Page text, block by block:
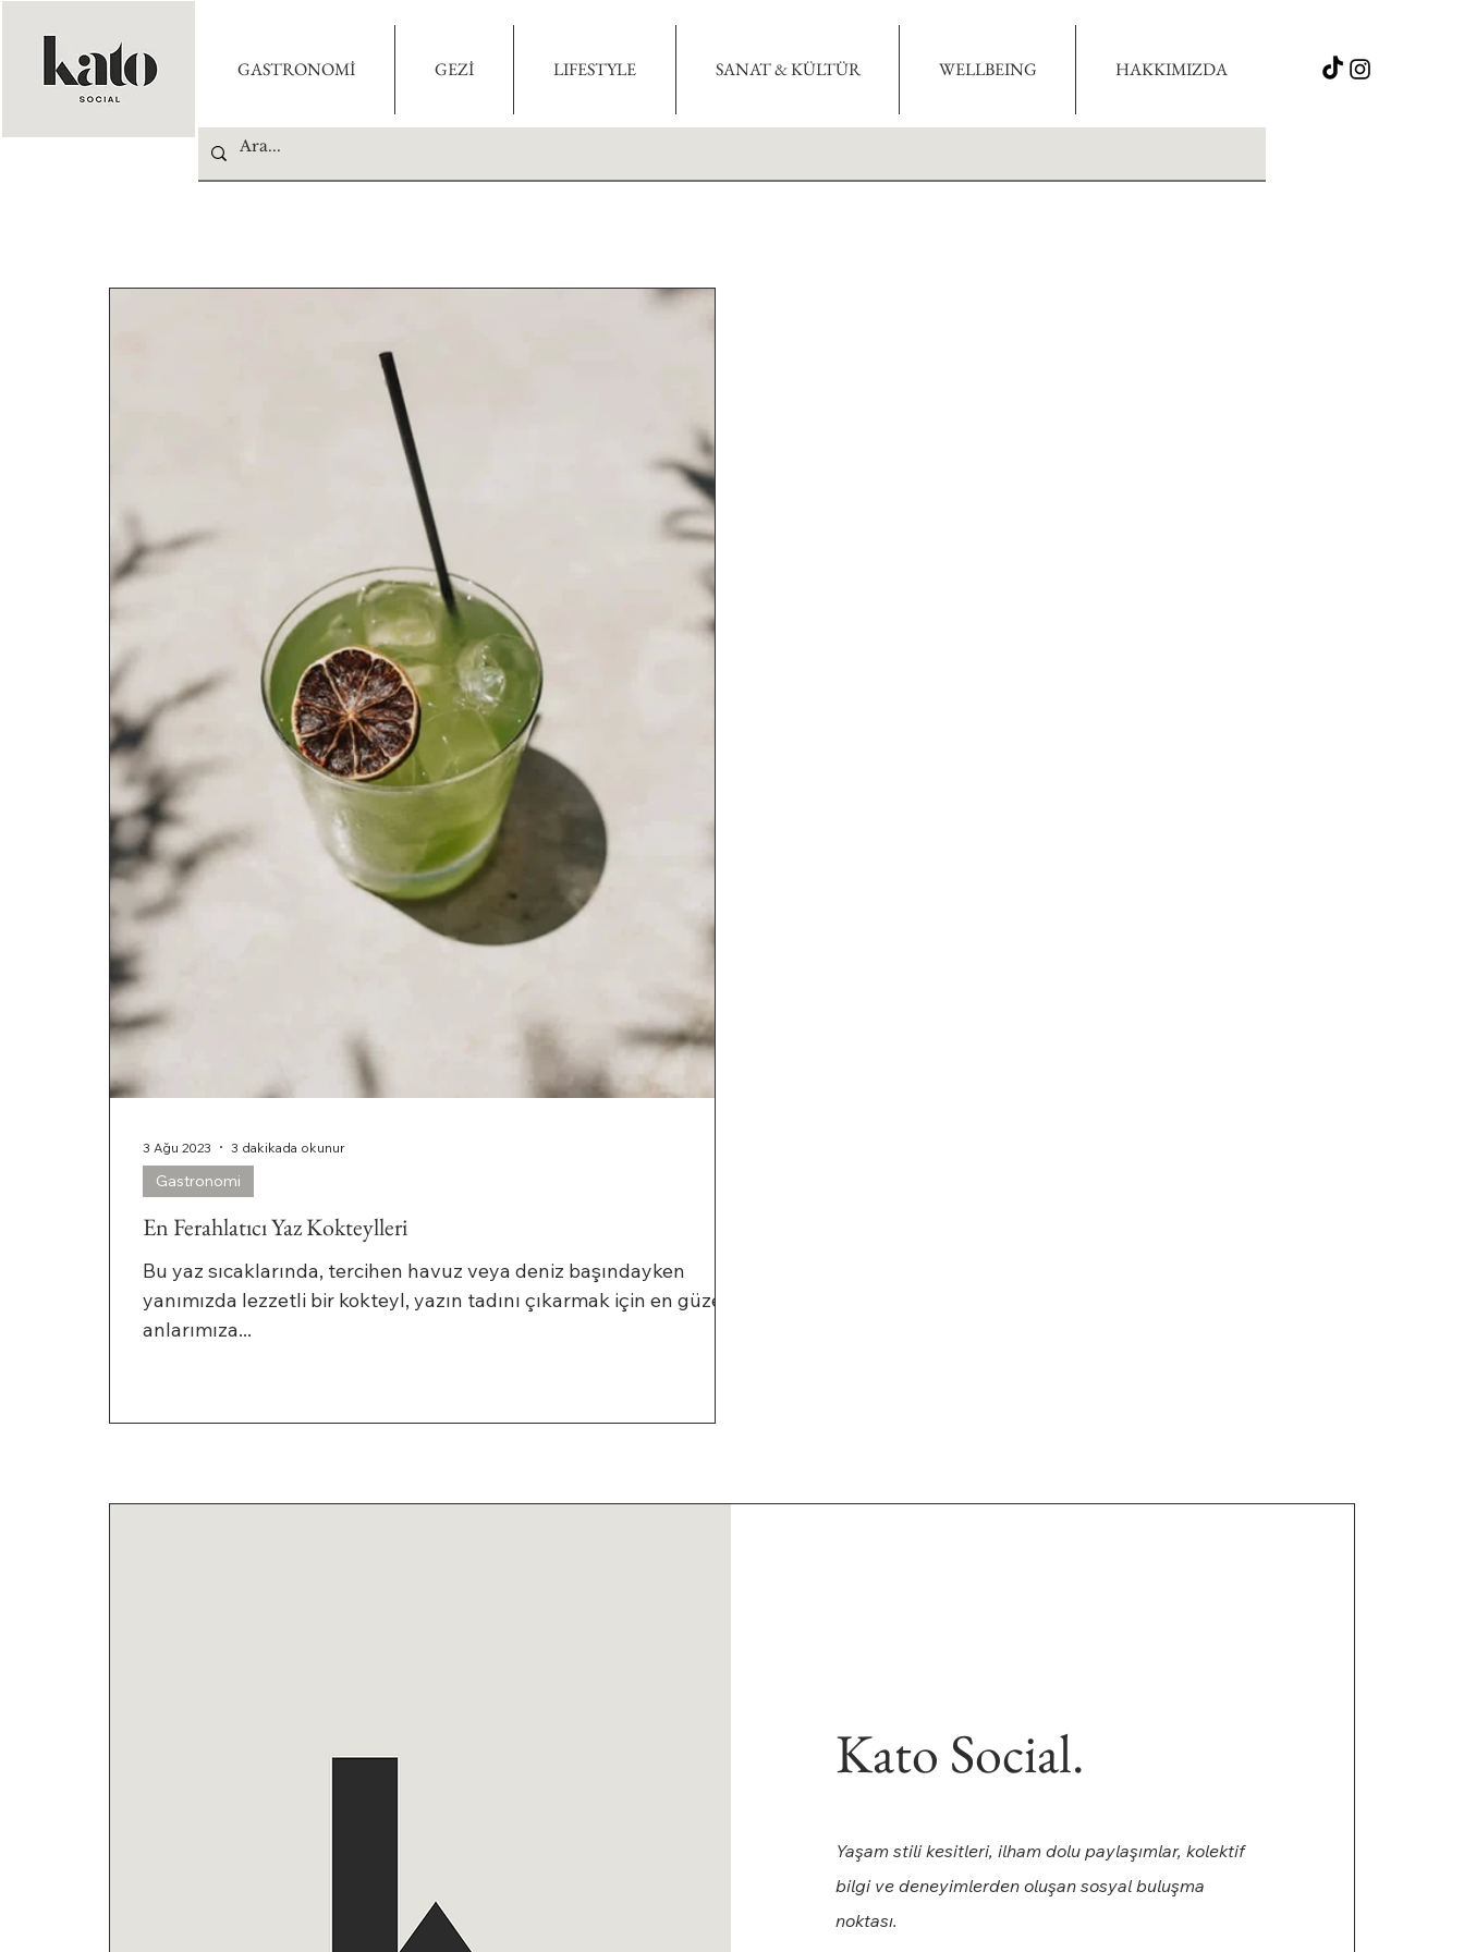
GASTRONOMİ GEZİ LIFESTYLE SANAT & KÜLTÜR WELLBEING HAKKIMIZDA
En Ferahlatıcı Yaz Kokteylleri
Bu yaz sıcaklarında, tercihen havuz veya deniz başındayken
yanımızda lezzetli bir kokteyl, yazın tadını çıkarmak için en güzel
anlarımıza...
Gastronomi
3 Ağu 2023 3 dakikada okunur
Kato Social.
Yaşam stili kesitleri, ilham dolu paylaşımlar, kolektif
bilgi ve deneyimlerden oluşan sosyal buluşma
noktası.